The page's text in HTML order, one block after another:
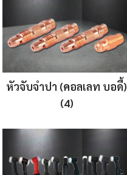
หัวจับจำปา (คอลเลท บอดี้)
(4)